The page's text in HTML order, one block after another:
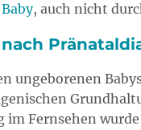
Baby, auch nicht
ungeborenen
Fernsehen